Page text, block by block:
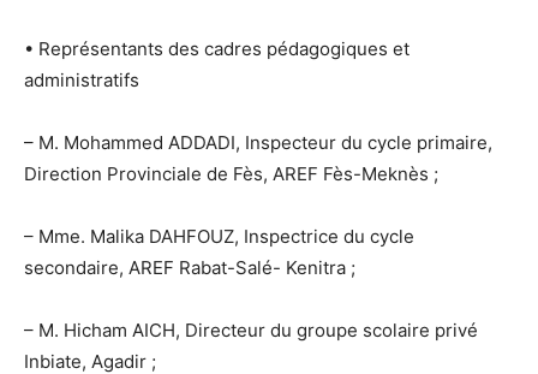
• Représentants des cadres pédagogiques et
administratifs
– M. Mohammed ADDADI, Inspecteur du cycle primaire,
Direction Provinciale de Fès, AREF Fès-Meknès ;
– Mme. Malika DAHFOUZ, Inspectrice du cycle
secondaire, AREF Rabat-Salé- Kenitra ;
– M. Hicham AICH, Directeur du groupe scolaire privé
Inbiate, Agadir ;